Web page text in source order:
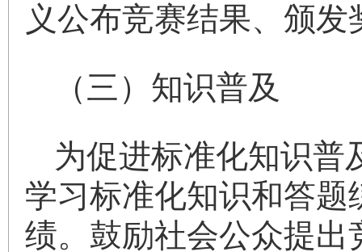
义公布竞赛结果、颁发
（三）知识普及
为促进标准化知识普
学习标准化知识和答
绩。鼓励社会公众提